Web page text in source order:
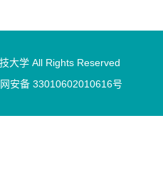
大学 All Rights Reserved
安备 33010602010616号